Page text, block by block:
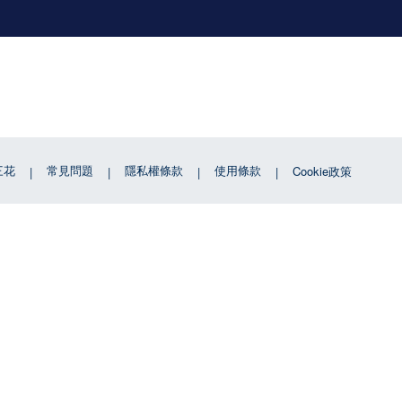
花 常見問題 隱私權條款 使用條款 Cookie政策